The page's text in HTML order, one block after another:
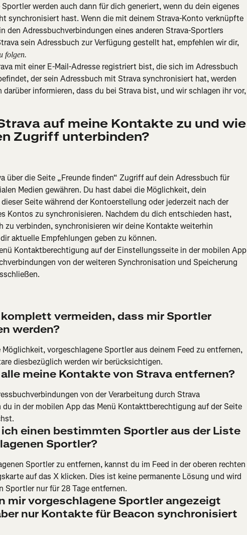
Sportler werden auch dann für dich generiert, wenn du dein eigenes
synchronisiert hast. Wenn die mit deinem Strava-Konto verknüpfte
den Adressbuchverbindungen eines anderen Strava-Sportlers
sein Adressbuch zur Verfügung gestellt hat, empfehlen wir dir,
folgen.
mit einer E-Mail-Adresse registriert bist, die sich im Adressbuch
der sein Adressbuch mit Strava synchronisiert hat, werden
darüber informieren, dass du bei Strava bist, und wir schlagen ihr vor,
auf meine Kontakte zu und wie
Zugriff unterbinden?
über die Seite „Freunde finden“ Zugriff auf dein Adressbuch für
Medien gewähren. Du hast dabei die Möglichkeit, dein
Seite während der Kontoerstellung oder jederzeit nach der
Kontos zu synchronisieren. Nachdem du dich entschieden hast,
zu verbinden, synchronisieren wir deine Kontakte weiterhin
aktuelle Empfehlungen geben zu können.
Kontaktberechtigung auf der Einstellungsseite in der mobilen App
von der weiteren Synchronisation und Speicherung
vermeiden, dass mir Sportler
werden?
vorgeschlagene Sportler aus deinem Feed zu entfernen,
diesbezüglich werden wir berücksichtigen.
meine Kontakte von Strava entfernen?
von der Verarbeitung durch Strava
in der mobilen App das Menü Kontakttberechtigung auf der Seite
einen bestimmten Sportler aus der Liste
Sportler?
Sportler zu entfernen, kannst du im Feed in der oberen rechten
auf das X klicken. Dies ist keine permanente Lösung und wird
Sportler nur für 28 Tage entfernen.
mir vorgeschlagene Sportler angezeigt
nur Kontakte für Beacon synchronisiert